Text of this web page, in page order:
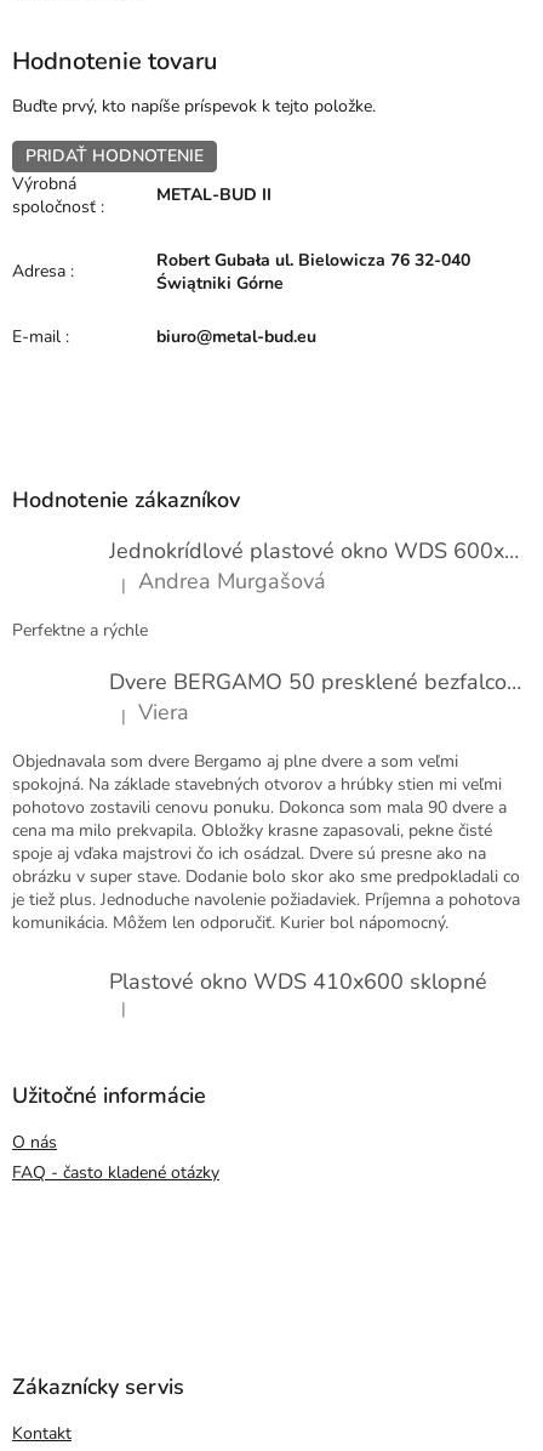
Hodnotenie tovaru
Buďte prvý, kto napíše príspevok k tejto položke.
PRIDAŤ HODNOTENIE
Výrobná
spoločnosť :
METAL-BUD II
Adresa :
Robert Gubała ul. Bielowicza 76 32-040
Świątniki Górne
E-mail : biuro@metal-bud.eu
Hodnotenie zákazníkov
Jednokrídlové plastové okno WDS 600x1000
Hodnotenie produktu je 5 z 5 hviezdičiek.
| Andrea Murgašová
Perfektne a rýchle
Dvere BERGAMO 50 presklené bezfalcové EXTRA
Hodnotenie produktu je 5 z 5 hviezdičiek.
| Viera
Objednavala som dvere Bergamo aj plne dvere a som veľmi
spokojná. Na základe stavebných otvorov a hrúbky stien mi veľmi
pohotovo zostavili cenovu ponuku. Dokonca som mala 90 dvere a
cena ma milo prekvapila. Obložky krasne zapasovali, pekne čisté
spoje aj vďaka majstrovi čo ich osádzal. Dvere sú presne ako na
obrázku v super stave. Dodanie bolo skor ako sme predpokladali co
je tiež plus. Jednoduche navolenie požiadaviek. Príjemna a pohotova
komunikácia. Môžem len odporučiť. Kurier bol nápomocný.
Plastové okno WDS 410x600 sklopné
Hodnotenie produktu je 5 z 5 hviezdičiek.
|
Užitočné informácie
O nás
FAQ - často kladené otázky
Zákaznícky servis
Kontakt